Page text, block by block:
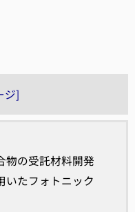
ジ]
物の受託材料開発
いたフォトニック